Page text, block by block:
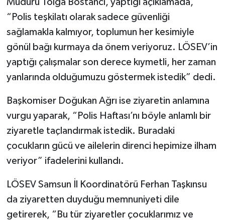
“Polis teşkilatı olarak sadece güvenliği
sağlamakla kalmıyor, toplumun her kesimiyle
gönül bağı kurmaya da önem veriyoruz. LÖSEV’in
yaptığı çalışmalar son derece kıymetli, her zaman
yanlarında olduğumuzu göstermek istedik” dedi.
Başkomiser Doğukan Ağrı ise ziyaretin anlamına
vurgu yaparak, “Polis Haftası’nı böyle anlamlı bir
ziyaretle taçlandırmak istedik. Buradaki
çocukların gücü ve ailelerin direnci hepimize ilham
veriyor” ifadelerini kullandı.
LÖSEV Samsun İl Koordinatörü Ferhan Taşkınsu
da ziyaretten duyduğu memnuniyeti dile
getirerek, “Bu tür ziyaretler çocuklarımız ve